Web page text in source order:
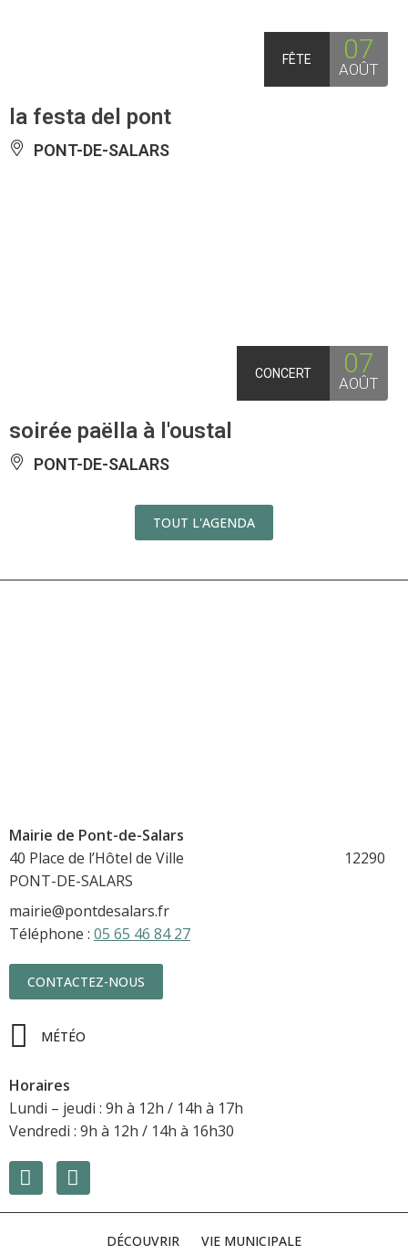
FÊTE 07
AOÛT
la festa del pont
PONT-DE-SALARS
CONCERT 07
AOÛT
soirée paëlla à l'oustal
PONT-DE-SALARS
TOUT L'AGENDA
Mairie de Pont-de-Salars
40 Place de l’Hôtel de Ville 12290
PONT-DE-SALARS
mairie@pontdesalars.fr
Téléphone : 05 65 46 84 27
CONTACTEZ-NOUS
MÉTÉO
Horaires
Lundi – jeudi : 9h à 12h / 14h à 17h
Vendredi : 9h à 12h / 14h à 16h30
DÉCOUVRIR VIE MUNICIPALE